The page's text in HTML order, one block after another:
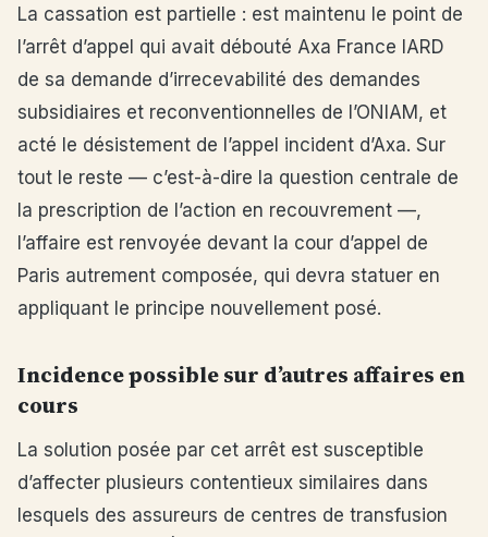
La cassation est partielle : est maintenu le point de
l’arrêt d’appel qui avait débouté Axa France IARD
de sa demande d’irrecevabilité des demandes
subsidiaires et reconventionnelles de l’ONIAM, et
acté le désistement de l’appel incident d’Axa. Sur
tout le reste — c’est-à-dire la question centrale de
la prescription de l’action en recouvrement —,
l’affaire est renvoyée devant la cour d’appel de
Paris autrement composée, qui devra statuer en
appliquant le principe nouvellement posé.
Incidence possible sur d’autres affaires en
cours
La solution posée par cet arrêt est susceptible
d’affecter plusieurs contentieux similaires dans
lesquels des assureurs de centres de transfusion